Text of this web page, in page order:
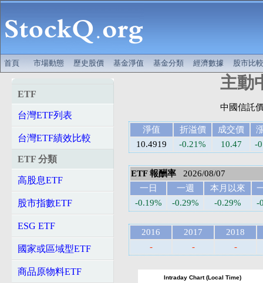
首頁 市場動態 歷史股價 基金淨值 基金分類 經濟數據 股市比較
ETF
台灣ETF列表
台灣ETF績效比較
ETF 分類
高股息ETF
股市指數ETF
ESG ETF
國家或區域型ETF
商品原物料ETF
主動
淨值 折溢價 成交價
10.4919
-0.21% 10.47 -
ETF 報酬率 2026/08/07
一日
一週 本月以來
-0.19%
-0.29% -0.29% -
2016 2017
2018
-
- -
Intraday Chart (Local Time)